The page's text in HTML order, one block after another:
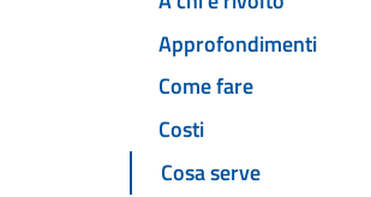
Approfondimenti
Come fare
Costi
Cosa serve